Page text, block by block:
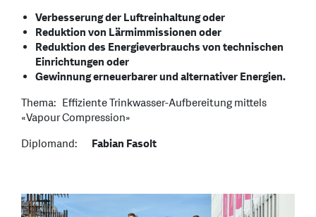
Verbesserung der Luftreinhaltung oder
Reduktion von Lärmimmissionen oder
Reduktion des Energieverbrauchs von technischen
Einrichtungen oder
Gewinnung erneuerbarer und alternativer Energien.
Thema: Effiziente Trinkwasser-Aufbereitung mittels
«Vapour Compression»
Diplomand:
Fabian Fasolt